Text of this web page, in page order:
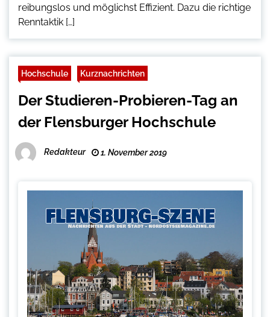
reibungslos und möglichst Effizient. Dazu die richtige
Renntaktik […]
Hochschule Kurznachrichten
Der Studieren-Probieren-Tag an
der Flensburger Hochschule
Redakteur 1. November 2019